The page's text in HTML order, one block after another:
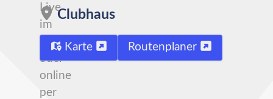
Live
im
Clubhaus
oder
online
per
Clubhaus
Karte Routenplaner